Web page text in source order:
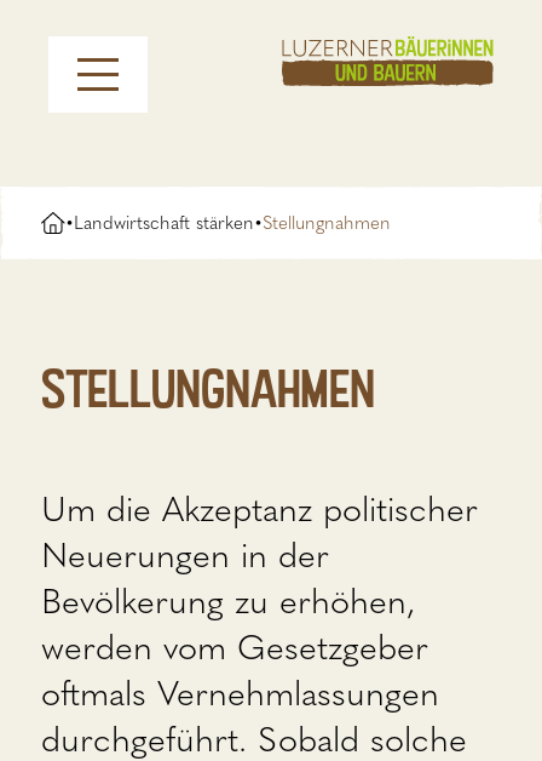
•Landwirtschaft stärken•Stellungnahmen
Stellungnahmen
Um die Akzeptanz politischer
Neuerungen in der
Bevölkerung zu erhöhen,
werden vom Gesetzgeber
oftmals Vernehmlassungen
durchgeführt. Sobald solche